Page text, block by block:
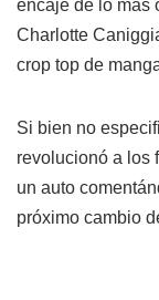
encaje de lo más
Charlotte
crop top de
Si bien no
revolucionó a los
un auto
próximo cambio